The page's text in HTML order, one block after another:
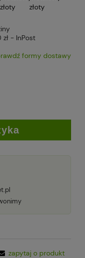
zł - InPost
płatnościformy dostawy
zapytaj o produkt